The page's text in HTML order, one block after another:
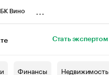
Вино
Стать экспертом
Финансы Недвижимость